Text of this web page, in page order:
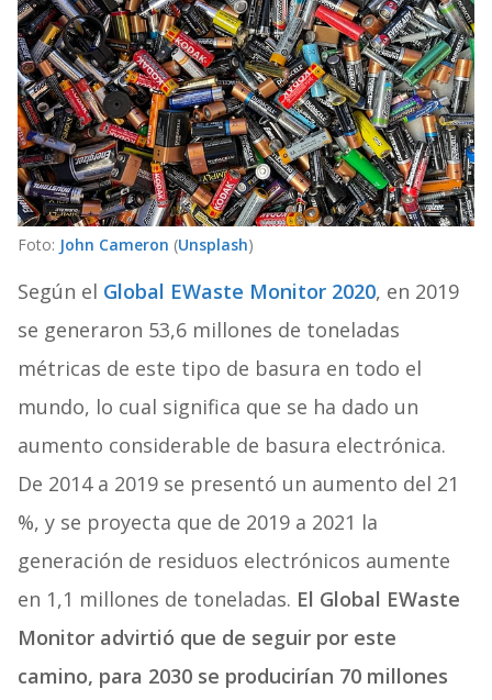
Foto: John Cameron (Unsplash)
Según el Global EWaste Monitor 2020, en 2019
se generaron 53,6 millones de toneladas
métricas de este tipo de basura en todo el
mundo, lo cual significa que se ha dado un
aumento considerable de basura electrónica.
De 2014 a 2019 se presentó un aumento del 21
%, y se proyecta que de 2019 a 2021 la
generación de residuos electrónicos aumente
en 1,1 millones de toneladas. El Global EWaste
Monitor advirtió que de seguir por este
camino, para 2030 se producirían 70 millones